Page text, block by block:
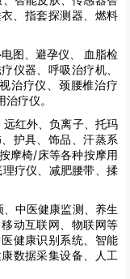
、指套探测器、燃料
图、避孕仪、 血脂检
仪器、呼吸治疗机、
治疗仪、颈腰椎治疗
疗仪。
红外、负离子、托玛
护具、饰品、汗蒸系
摩椅/床等各种按摩用
疗仪、减肥腰带、揉
中医健康监测、养生
动互联网、物联网等
健康识别系统、智能
数据采集设备、人工